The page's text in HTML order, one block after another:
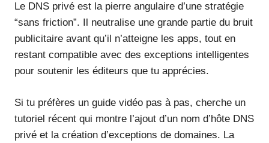
Le DNS privé est la pierre angulaire d’une stratégie
“sans friction”. Il neutralise une grande partie du bruit
publicitaire avant qu’il n’atteigne les apps, tout en
restant compatible avec des exceptions intelligentes
pour soutenir les éditeurs que tu apprécies.
Si tu préfères un guide vidéo pas à pas, cherche un
tutoriel récent qui montre l’ajout d’un nom d’hôte DNS
privé et la création d’exceptions de domaines. La